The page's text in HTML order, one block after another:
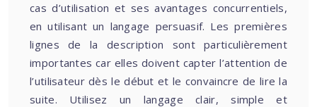
cas d’utilisation et ses avantages concurrentiels,
en utilisant un langage persuasif. Les premières
lignes de la description sont particulièrement
importantes car elles doivent capter l’attention de
l’utilisateur dès le début et le convaincre de lire la
suite. Utilisez un langage clair, simple et